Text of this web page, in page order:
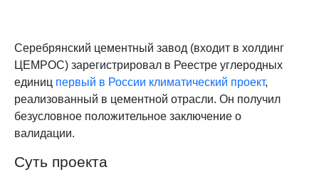
Серебрянский цементный завод (входит в холдинг
ЦЕМРОС) зарегистрировал в Реестре углеродных
единиц первый в России климатический проект,
реализованный в цементной отрасли. Он получил
безусловное положительное заключение о
валидации.
Суть проекта